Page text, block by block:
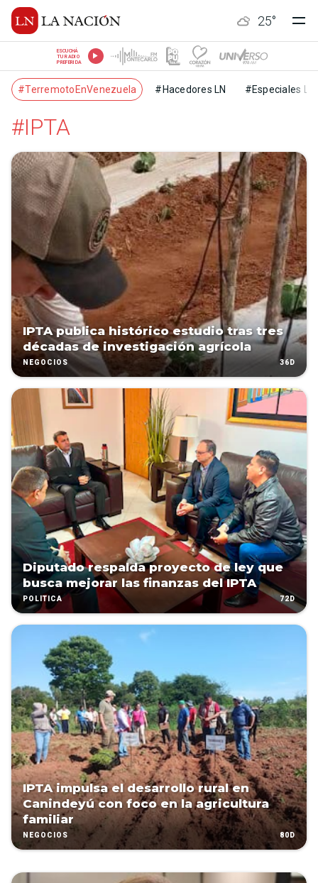
25°
ESCUCHÁ
TU RADIO
PREFERIDA
#TerremotoEnVenezuela #Hacedores LN #Especiales LN
#IPTA
IPTA publica histórico estudio tras tres
décadas de investigación agrícola
NEGOCIOS 36D
Diputado respalda proyecto de ley que
busca mejorar las finanzas del IPTA
POLÍTICA 72D
IPTA impulsa el desarrollo rural en
Canindeyú con foco en la agricultura
familiar
NEGOCIOS 80D